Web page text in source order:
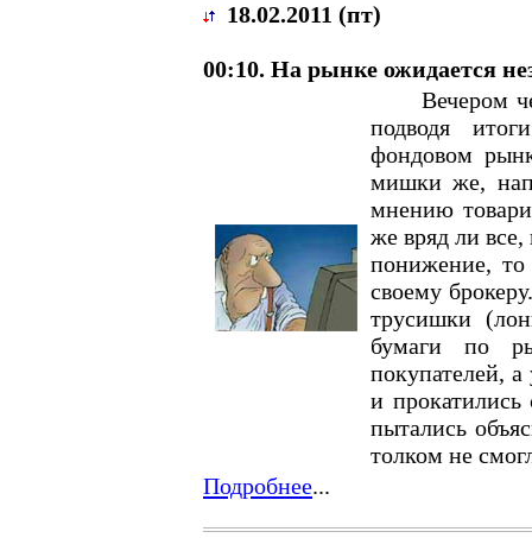
18.02.2011 (пт)
00:10. На рынке ожидается
Вечером
подводя
фондовом
мишки же,
мнению
же вряд ли все,
понижение, то
своему
трусишки
бумаги по
покупателей,
и
пытались
толком не
Подробнее...